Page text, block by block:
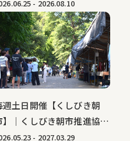
ックベリー】｜ブルーベリ
ファーム KEYANOKI
- 2026.08.10
週土日開催【くしびき朝
】｜くしびき朝市推進協議
- 2027.03.29